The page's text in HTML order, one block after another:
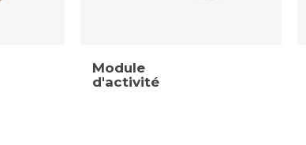
Module
d'activité